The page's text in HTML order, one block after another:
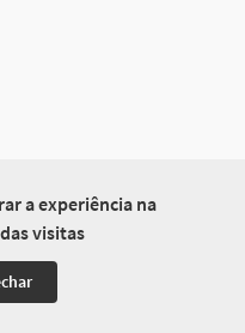
a experiência na
visitas